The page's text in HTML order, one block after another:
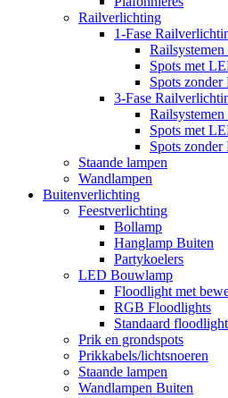
Railverlichting
1-Fase
Railsystemen
Spots met
Spots
3-Fase
Railsystemen
Spots met
Spots
Staande lampen
Wandlampen
Buitenverlichting
Feestverlichting
Bollamp
Hanglamp Buiten
Partykoelers
LED Bouwlamp
Floodlight met
RGB Floodlights
Standaard
Prik en grondspots
Prikkabels/lichtsnoeren
Staande lampen
Wandlampen Buiten